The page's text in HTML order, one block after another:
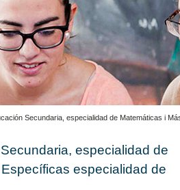
Secundaria, especialidad de Matemáticas i
especialidad de
especialidad de